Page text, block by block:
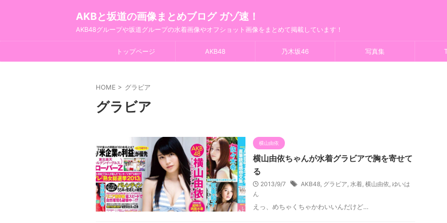
AKBと坂道の画像まとめブログ ガゾ速！
AKB48グループや坂道グループの水着画像やオフショット画像をまとめて掲載しています！
トップページ AKB48 乃木坂46 写真集
HOME > グラビア
グラビア
横山由依
横山由依ちゃんが水着グラビアで胸を寄せて
る
2013/9/7 AKB48, グラビア, 水着, 横山由依, ゆいは
ん
えっ、めちゃくちゃかわいいんだけど…